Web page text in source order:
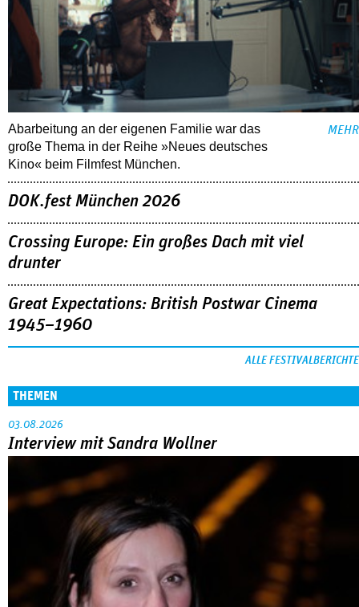
Abarbeitung an der eigenen Familie war das
große Thema in der Reihe »Neues deutsches
Kino« beim Filmfest München.
MEHR
DOK.fest München 2026
Crossing Europe: Ein großes Dach mit viel
drunter
Great Expectations: British Postwar Cinema
1945–1960
ALLE FESTIVALBERICHTE
THEMEN
03.08.2026
Interview mit Sandra Wollner